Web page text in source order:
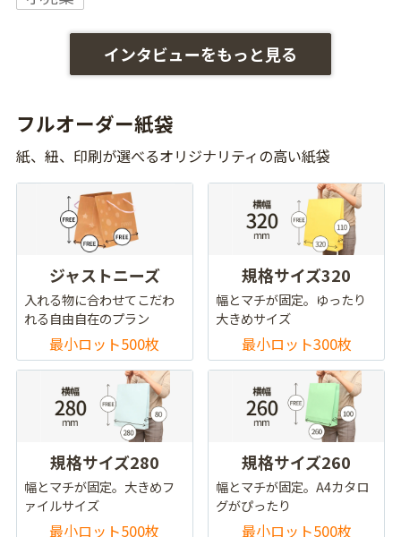
インタビューをもっと見る
フルオーダー紙袋
紙、紐、印刷が選べるオリジナリティの高い紙袋
ジャストニーズ
入れる物に合わせてこだわ
れる自由自在のプラン
最小ロット500枚
規格サイズ320
幅とマチが固定。ゆったり
大きめサイズ
最小ロット300枚
規格サイズ280
幅とマチが固定。大きめフ
ァイルサイズ
最小ロット500枚
規格サイズ260
幅とマチが固定。A4カタロ
グがぴったり
最小ロット500枚